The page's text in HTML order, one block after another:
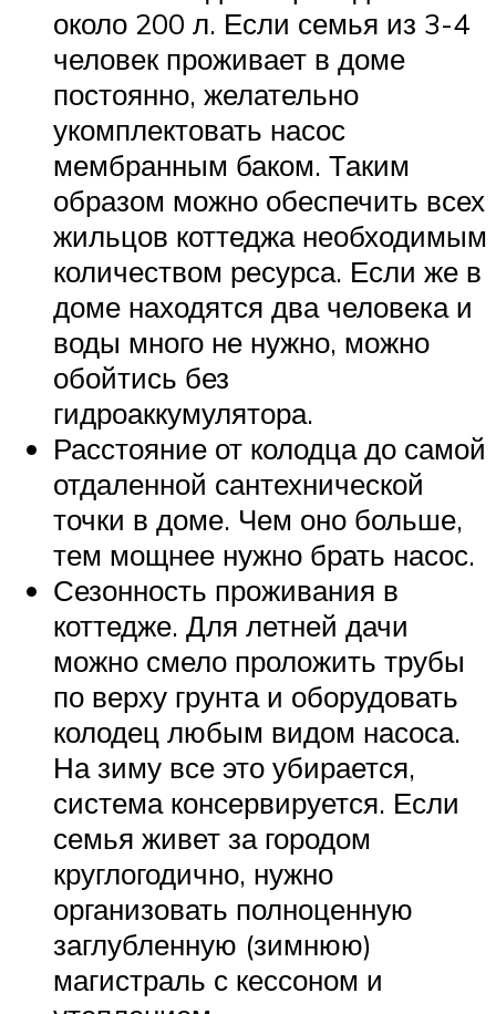
около 200 л. Если семья из 3-4
человек проживает в доме
постоянно, желательно
укомплектовать насос
мембранным баком. Таким
образом можно обеспечить всех
жильцов коттеджа необходимым
количеством ресурса. Если же в
доме находятся два человека и
воды много не нужно, можно
обойтись без
гидроаккумулятора.
Расстояние от колодца до самой
отдаленной сантехнической
точки в доме. Чем оно больше,
тем мощнее нужно брать насос.
Сезонность проживания в
коттедже. Для летней дачи
можно смело проложить трубы
по верху грунта и оборудовать
колодец любым видом насоса.
На зиму все это убирается,
система консервируется. Если
семья живет за городом
круглогодично, нужно
организовать полноценную
заглубленную (зимнюю)
магистраль с кессоном и